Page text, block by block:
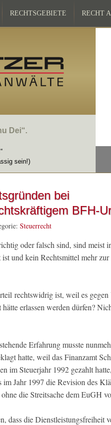
RECHTSGEBIETE RECHT
Dei“.
sein!)
bei
BFH-
Steuerrecht
oder falsch sind, sind meist
und kein Rechtsmittel mehr
rechtswidrig ist, weil es
erlassen werden dürfen?
Erfahrung musste
hatte, weil das Finanzamt
im Steuerjahr 1992 gezahlt
Jahr 1997 die Revision des
die Streitsache dem EuGH
dass die Dienstleistungsfreiheit